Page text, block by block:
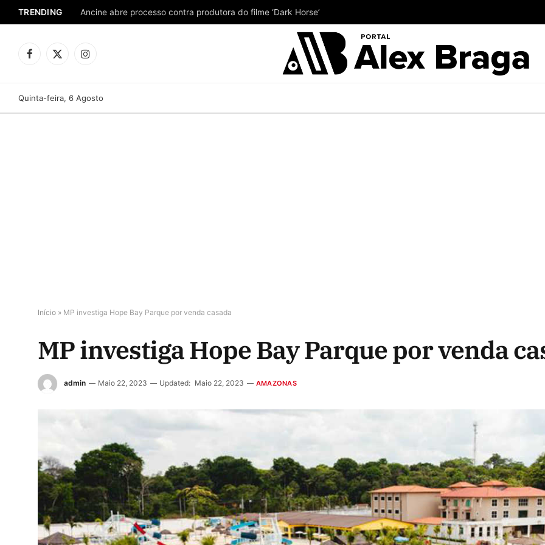
TRENDING Ancine abre processo contra produtora do filme ‘Dark Horse’
Facebook
X
Instagram
Quinta-feira, 6 Agosto
Início » MP investiga Hope Bay Parque por venda casada
MP investiga Hope Bay Parque por venda
admin Maio 22, 2023 Updated: Maio 22, 2023 AMAZONAS